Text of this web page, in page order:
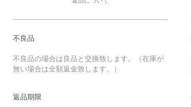
不良品
不良品の場合は良品と交換致します。（在庫が
無い場合は全額返金致します。）
返品期限